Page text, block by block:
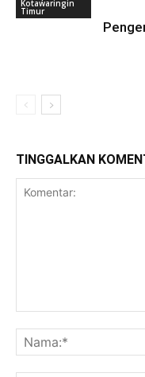
Kotawaringin
Timur
TINGGALKAN